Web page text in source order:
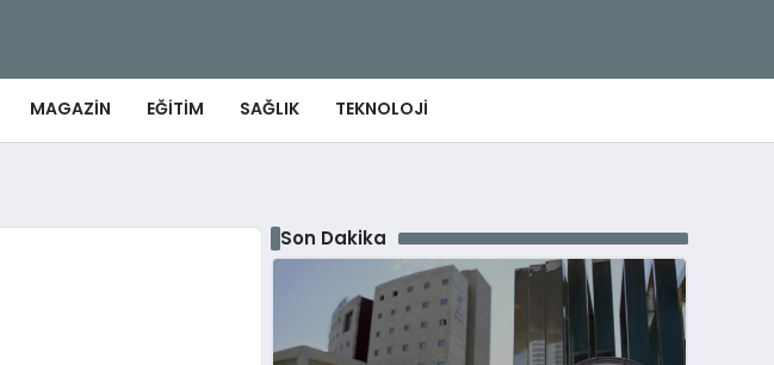
MAGAZIN EĞITIM SAĞLIK TEKNOLOJI
Son Dakika